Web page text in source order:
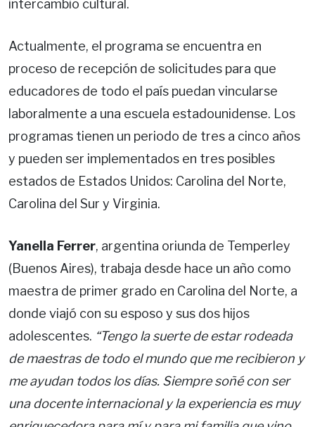
intercambio cultural.
Actualmente, el programa se encuentra en
proceso de recepción de solicitudes para que
educadores de todo el país puedan vincularse
laboralmente a una escuela estadounidense. Los
programas tienen un periodo de tres a cinco años
y pueden ser implementados en tres posibles
estados de Estados Unidos: Carolina del Norte,
Carolina del Sur y Virginia.
Yanella Ferrer, argentina oriunda de Temperley
(Buenos Aires), trabaja desde hace un año como
maestra de primer grado en Carolina del Norte, a
donde viajó con su esposo y sus dos hijos
adolescentes. “Tengo la suerte de estar rodeada
de maestras de todo el mundo que me recibieron y
me ayudan todos los días. Siempre soñé con ser
una docente internacional y la experiencia es muy